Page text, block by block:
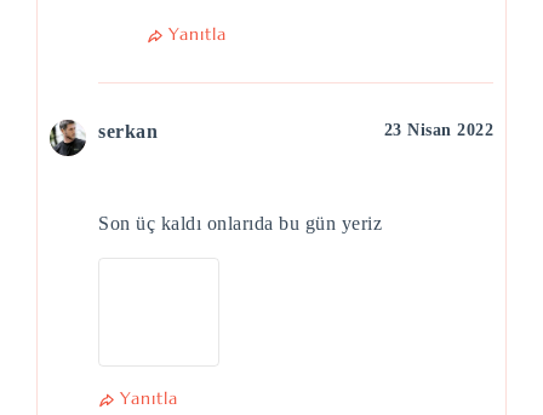
Yanıtla
serkan 23 Nisan 2022
Son üç kaldı onlarıda bu gün yeriz
Yanıtla